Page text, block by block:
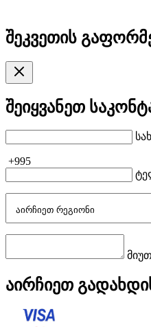
შეკვეთის
შეიყვანეთ
+995
აირჩიეთ